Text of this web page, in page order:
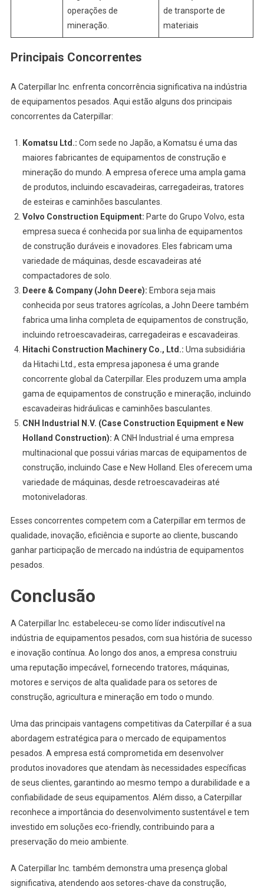
operações de
mineração.
de transporte de
materiais
Principais Concorrentes
A Caterpillar Inc. enfrenta concorrência significativa na indústria
de equipamentos pesados. Aqui estão alguns dos principais
concorrentes da Caterpillar:
Komatsu Ltd.: Com sede no Japão, a Komatsu é uma das
maiores fabricantes de equipamentos de construção e
mineração do mundo. A empresa oferece uma ampla gama
de produtos, incluindo escavadeiras, carregadeiras, tratores
de esteiras e caminhões basculantes.
Volvo Construction Equipment: Parte do Grupo Volvo, esta
empresa sueca é conhecida por sua linha de equipamentos
de construção duráveis e inovadores. Eles fabricam uma
variedade de máquinas, desde escavadeiras até
compactadores de solo.
Deere & Company (John Deere): Embora seja mais
conhecida por seus tratores agrícolas, a John Deere também
fabrica uma linha completa de equipamentos de construção,
incluindo retroescavadeiras, carregadeiras e escavadeiras.
Hitachi Construction Machinery Co., Ltd.: Uma subsidiária
da Hitachi Ltd., esta empresa japonesa é uma grande
concorrente global da Caterpillar. Eles produzem uma ampla
gama de equipamentos de construção e mineração, incluindo
escavadeiras hidráulicas e caminhões basculantes.
CNH Industrial N.V. (Case Construction Equipment e New
Holland Construction): A CNH Industrial é uma empresa
multinacional que possui várias marcas de equipamentos de
construção, incluindo Case e New Holland. Eles oferecem uma
variedade de máquinas, desde retroescavadeiras até
motoniveladoras.
Esses concorrentes competem com a Caterpillar em termos de
qualidade, inovação, eficiência e suporte ao cliente, buscando
ganhar participação de mercado na indústria de equipamentos
pesados.
Conclusão
A Caterpillar Inc. estabeleceu-se como líder indiscutível na
indústria de equipamentos pesados, com sua história de sucesso
e inovação contínua. Ao longo dos anos, a empresa construiu
uma reputação impecável, fornecendo tratores, máquinas,
motores e serviços de alta qualidade para os setores de
construção, agricultura e mineração em todo o mundo.
Uma das principais vantagens competitivas da Caterpillar é a sua
abordagem estratégica para o mercado de equipamentos
pesados. A empresa está comprometida em desenvolver
produtos inovadores que atendam às necessidades específicas
de seus clientes, garantindo ao mesmo tempo a durabilidade e a
confiabilidade de seus equipamentos. Além disso, a Caterpillar
reconhece a importância do desenvolvimento sustentável e tem
investido em soluções eco-friendly, contribuindo para a
preservação do meio ambiente.
A Caterpillar Inc. também demonstra uma presença global
significativa, atendendo aos setores-chave da construção,